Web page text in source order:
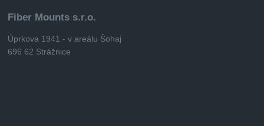
Fiber Mounts s.r.o.
Úprkova 1941 - v areálu Šohaj
696 62 Strážnice